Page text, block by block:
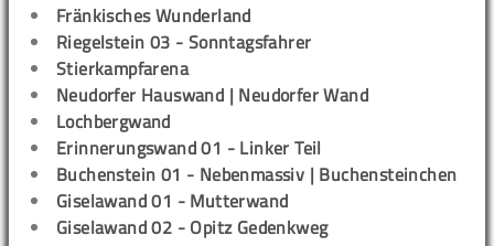
Fränkisches Wunderland
Riegelstein 03 - Sonntagsfahrer
Stierkampfarena
Neudorfer Hauswand | Neudorfer Wand
Lochbergwand
Erinnerungswand 01 - Linker Teil
Buchenstein 01 - Nebenmassiv | Buchensteinchen
Giselawand 01 - Mutterwand
Giselawand 02 - Opitz Gedenkweg